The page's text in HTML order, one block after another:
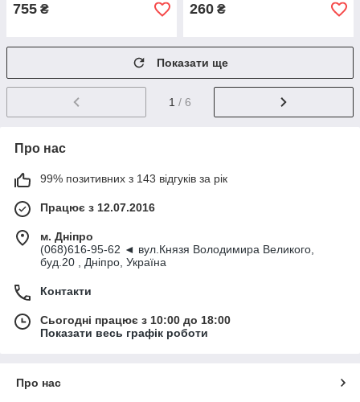
755 ₴ 260 ₴
Показати ще
1 / 6
Про нас
99% позитивних з 143 відгуків за рік
Працює з 12.07.2016
м. Дніпро
(068)616-95-62 ◄ вул.Князя Володимира Великого,
буд.20 , Дніпро, Україна
Контакти
Сьогодні працює з 10:00 до 18:00
Показати весь графік роботи
Про нас